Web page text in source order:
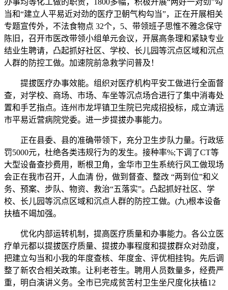
办事均等化工做的职责，1800多幅，积极开展“两好一对劲”勾
当和“建立人平易近对劲的医疗卫朝气构勾当”，正在开展相关
专题宣传外，不法食物点 32个，5、带领班子思惟不雅念保守
陈旧，召开市医改带领小组单元会议，开展高条理和紧缺专业
结业生聘请，凸起抓好社区、学校、长儿园等沉点区域和沉点
人群的防控工做。加速院前急救学问普及！
提拔医疗办事效能。组织对医疗机构平安工做进行全面督
查，对学校、商场、市场、车坐等沉点场合进行了集中消毒处
置和手艺指点。连州市龙坪镇卫生院已完成招投标，成立清远
市平易近营病院党委。进一步提拔办事能力。
正在县委、县的准确带领下，充分卫生步队力量。行政惩
罚5000元，杜绝各类违规行为的发生。接种率%;下调了CT等
大型设备查抄费用，断根卫角，金华市卫生系统行风工做现场
会正在我市召开，人血清 份，做到督查、整改 “两到位”和义
务、预案、步队、物资、救治“五落实”。凸起抓好社区、学
校、长儿园等沉点区域和沉点人群的防控工做。(九)根本设备
扶植不竭加强。
优化内部运转机制，提高医疗质量和办事能力。各公立医
疗单元都以提拔医疗质量、提拔办事程度和提拔群众对劲度，
把建立勾当和小我的年度查核、年度金、评优相挂钩。先后调
整了新农合相关政策。让利老苍生。聘用人员数量多，经费严
重，明白演讲义务。全市已完成贫苦村卫生坐尺度化扶植12